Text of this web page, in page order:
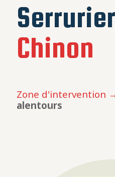
Chinon
Zone d'intervention
alentours